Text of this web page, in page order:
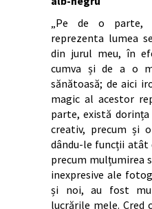
„Pe de o parte,
reprezenta lumea
din jurul meu, în
cumva și de a o
sănătoasă; de aici
magic al acestor
parte, există
creativ, precum și
dându-le funcții atât
precum mulțumirea
inexpresive ale
și noi, au fost
lucrările mele. Cred